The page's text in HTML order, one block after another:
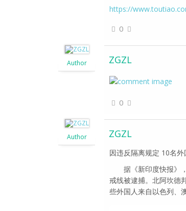
https://
0
Author ZGZL
0
Author ZGZL
因违反隔离规定 10名
据《新印度快报》，
戒线被逮捕。北阿坎德
些外国人来自以色列、